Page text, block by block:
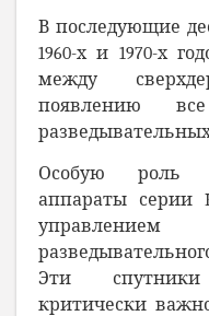
В последующие
1960-х и 1970-х
между
появлению
Особую роль
аппараты серии
Эти
критически